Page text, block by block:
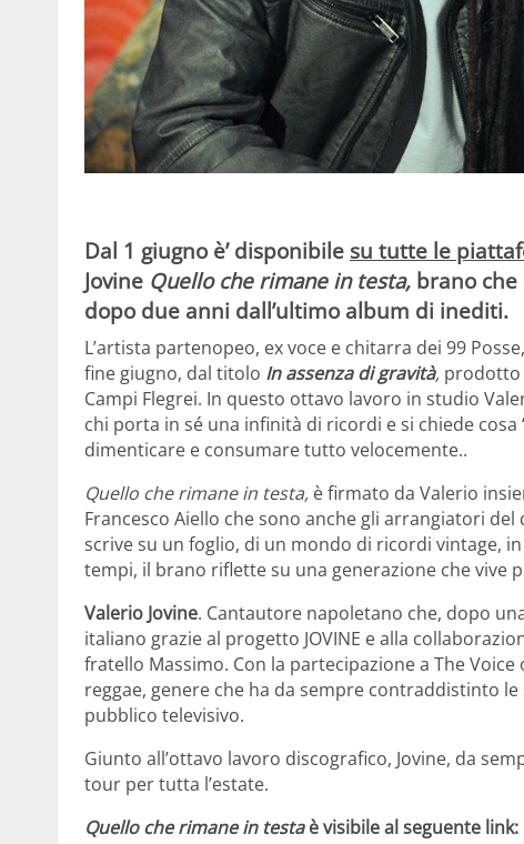
Dal 1 giugno è’ disponibile su tutte le
Jovine Quello che rimane in testa, brano che
dopo due anni dall’ultimo album di inediti.
L’artista partenopeo, ex voce e chitarra dei 99
fine giugno, dal titolo In assenza di gravità, prodotto
Campi Flegrei. In questo ottavo lavoro in studio
chi porta in sé una infinità di ricordi e si chiede
dimenticare e consumare tutto velocemente..
Quello che rimane in testa, è firmato da Valerio
Francesco Aiello che sono anche gli arrangiatori
scrive su un foglio, di un mondo di ricordi vintage,
tempi, il brano riflette su una generazione che vive
Valerio Jovine. Cantautore napoletano che, dopo
italiano grazie al progetto JOVINE e alla
fratello Massimo. Con la partecipazione a The
reggae, genere che ha da sempre contraddistinto
pubblico televisivo.
Giunto all’ottavo lavoro discografico, Jovine, da
tour per tutta l’estate.
Quello che rimane in testaè visibile al seguente link: